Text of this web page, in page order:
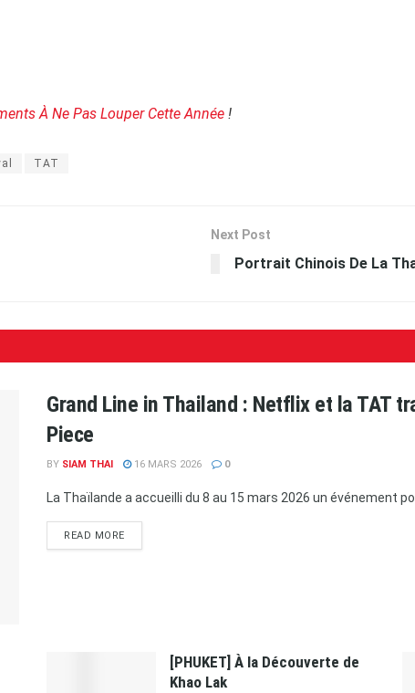
À Ne Pas Louper Cette Année !
TAT
Next Post
Portrait Chinois De La
Grand Line in Thailand : Netflix et la TAT
Piece
BY SIAM THAI 16 MARS 2026 0
La Thaïlande a accueilli du 8 au 15 mars 2026 un événement
READ MORE
[PHUKET] À la Découverte de
Khao Lak